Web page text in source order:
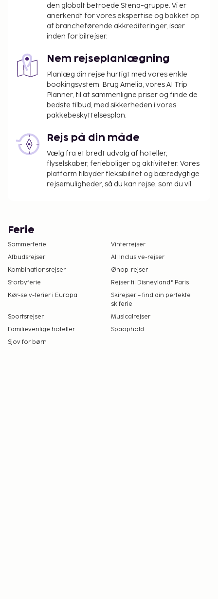
den globalt betroede Stena-gruppe. Vi er
anerkendt for vores ekspertise og bakket op
af brancheførende akkrediteringer, især
inden for bilrejser.
Nem rejseplanlægning
Planlæg din rejse hurtigt med vores enkle
bookingsystem. Brug Amelia, vores AI Trip
Planner, til at sammenligne priser og finde de
bedste tilbud, med sikkerheden i vores
pakkebeskyttelsesplan.
Rejs på din måde
Vælg fra et bredt udvalg af hoteller,
flyselskaber, ferieboliger og aktiviteter. Vores
platform tilbyder fleksibilitet og bæredygtige
rejsemuligheder, så du kan rejse, som du vil.
Ferie
Sommerferie
Vinterrejser
Afbudsrejser
All Inclusive-rejser
Kombinationsrejser
Øhop-rejser
Storbyferie
Rejser til Disneyland® Paris
Kør-selv-ferier i Europa
Skirejser – find din perfekte
skiferie
Sportsrejser
Musicalrejser
Familievenlige hoteller
Spaophold
Sjov for børn